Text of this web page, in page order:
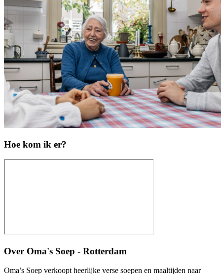
Hoe kom ik er?
Over Oma's Soep - Rotterdam
Oma’s Soep verkoopt heerlijke verse soepen en maaltijden naar